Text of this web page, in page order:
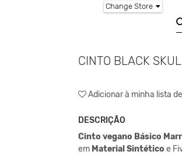
Change Store
CINTO BLACK
Adicionar à minha lista
DESCRIÇÃO
Cinto vegano Básico
em Material Sintético e